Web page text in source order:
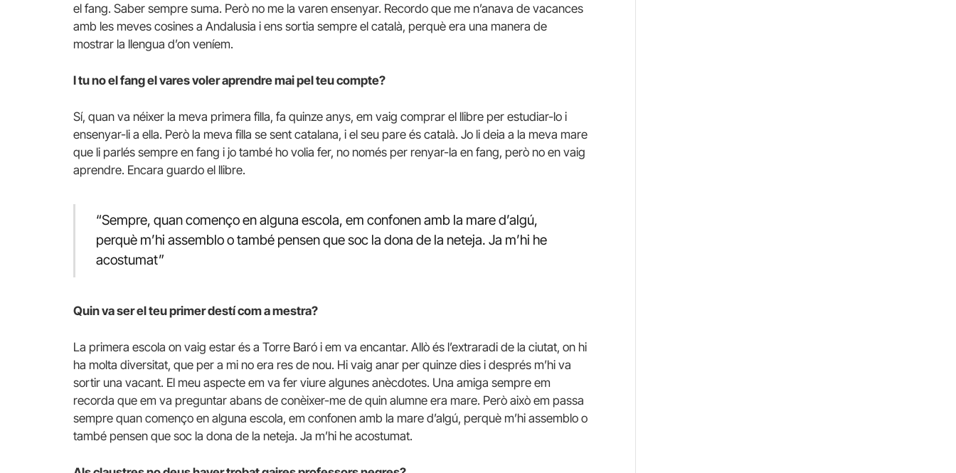
el fang. Saber sempre suma. Però no me la varen ensenyar. Recordo que me n’anava de vacances
amb les meves cosines a Andalusia i ens sortia sempre el català, perquè era una manera de
mostrar la llengua d’on veníem.
I tu no el fang el vares voler aprendre mai pel teu compte?
Sí, quan va néixer la meva primera filla, fa quinze anys, em vaig comprar el llibre per estudiar-lo i
ensenyar-li a ella. Però la meva filla se sent catalana, i el seu pare és català. Jo li deia a la meva mare
que li parlés sempre en fang i jo també ho volia fer, no només per renyar-la en fang, però no en vaig
aprendre. Encara guardo el llibre.
“Sempre, quan començo en alguna escola, em confonen amb la mare d’algú,
perquè m’hi assemblo o també pensen que soc la dona de la neteja. Ja m’hi he
acostumat”
Quin va ser el teu primer destí com a mestra?
La primera escola on vaig estar és a Torre Baró i em va encantar. Allò és l’extraradi de la ciutat, on hi
ha molta diversitat, que per a mi no era res de nou. Hi vaig anar per quinze dies i després m’hi va
sortir una vacant. El meu aspecte em va fer viure algunes anècdotes. Una amiga sempre em
recorda que em va preguntar abans de conèixer-me de quin alumne era mare. Però això em passa
sempre quan començo en alguna escola, em confonen amb la mare d’algú, perquè m’hi assemblo o
també pensen que soc la dona de la neteja. Ja m’hi he acostumat.